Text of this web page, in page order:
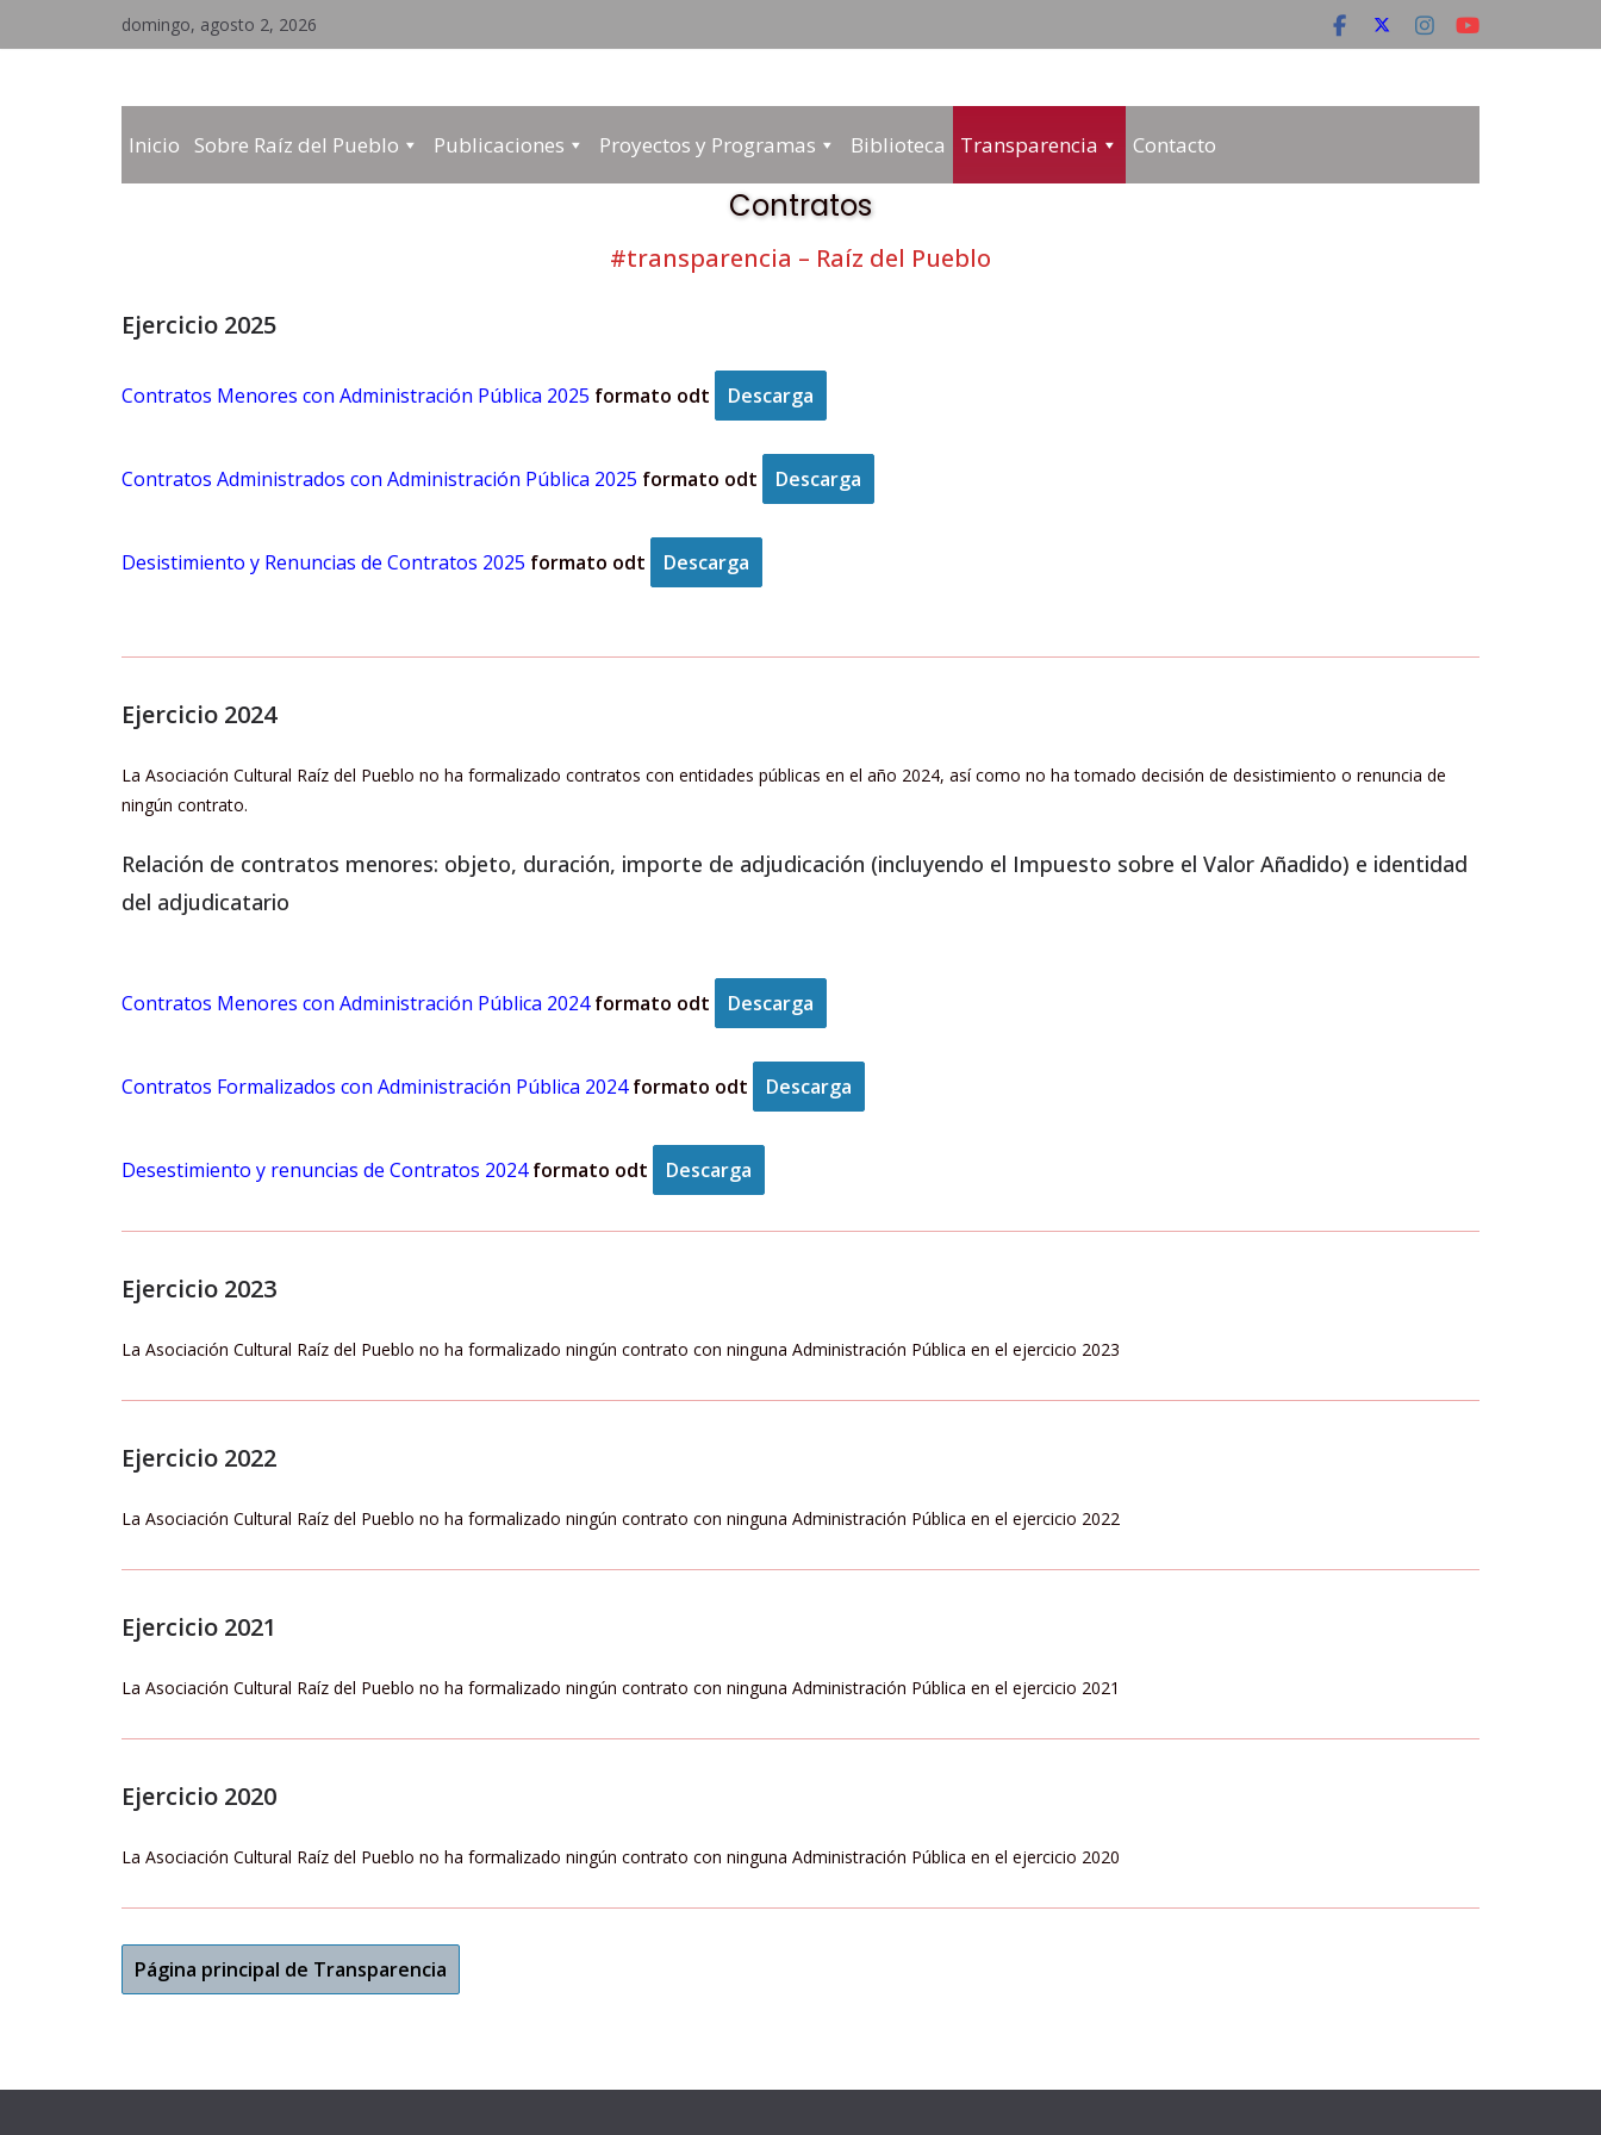
al
domingo, agosto 2, 2026
Asociación
Cultural
Raíz
Pueblo
Inicio Sobre Raíz del Pueblo Publicaciones Proyectos y Programas Biblioteca Transparencia Contacto
Contratos
#transparencia – Raíz del Pueblo
Ejercicio 2025
Contratos Menores con Administración Pública 2025 formato odt Descarga
Contratos Administrados con Administración Pública 2025 formato odt Descarga
Desistimiento y Renuncias de Contratos 2025 formato odt Descarga
Ejercicio 2024
La Asociación Cultural Raíz del Pueblo no ha formalizado contratos con entidades públicas en el año 2024, así como no ha tomado decisión de desistimiento o renuncia de
ningún contrato.
Relación de contratos menores: objeto, duración, importe de adjudicación (incluyendo el Impuesto sobre el Valor Añadido) e identidad
del adjudicatario
Contratos Menores con Administración Pública 2024formato odt Descarga
Contratos Formalizados con Administración Pública 2024formato odt Descarga
Desestimiento y renuncias de Contratos 2024formato odt Descarga
Ejercicio 2023
La Asociación Cultural Raíz del Pueblo no ha formalizado ningún contrato con ninguna Administración Pública en el ejercicio 2023
Ejercicio 2022
La Asociación Cultural Raíz del Pueblo no ha formalizado ningún contrato con ninguna Administración Pública en el ejercicio 2022
Ejercicio 2021
La Asociación Cultural Raíz del Pueblo no ha formalizado ningún contrato con ninguna Administración Pública en el ejercicio 2021
Ejercicio 2020
La Asociación Cultural Raíz del Pueblo no ha formalizado ningún contrato con ninguna Administración Pública en el ejercicio 2020
Página principal de Transparencia